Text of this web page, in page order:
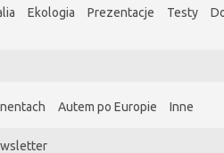
Ekologia Prezentacje Testy
Autem po Europie Inne